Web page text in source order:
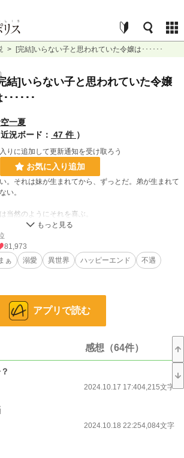
> [完結]いらない子と思われていた令嬢は･･････
結]いらない子と思われていた令嬢
･･････
一夏
近況ボード： 47 件 ）
りに追加して更新通知を受け取ろう
お気に入り追加
。それは妹が生まれてから、ずっとだ。弟が生まれて
い。
当然のようにそれを喜ぶ。
ないの？ 魅力がないほうが負け」
。
者ですよね、だから私はいなくなります。
228,861 件
81,973
ぁ 溺愛 異世界 ハッピーエンド
不遇
アプリで読む
感想（64件）
2024.10.17 17:404,215文字
2024.10.18 22:254,084文字